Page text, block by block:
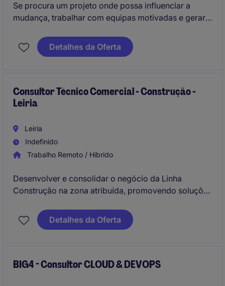
Se procura um projeto onde possa influenciar a
mudança, trabalhar com equipas motivadas e gerar
oportunidade é para si.
Detalhes da Oferta
Consultor Técnico Comercial - Construção -
Leiria
Leiria
Indefinido
Trabalho Remoto / Híbrido
Desenvolver e consolidar o negócio da Linha
Construção na zona atribuída, promovendo soluções
distribuidores, profissionais da construção e
intervenientes em obra, assegurando o crescimento
Detalhes da Oferta
BIG4 - Consultor CLOUD & DEVOPS